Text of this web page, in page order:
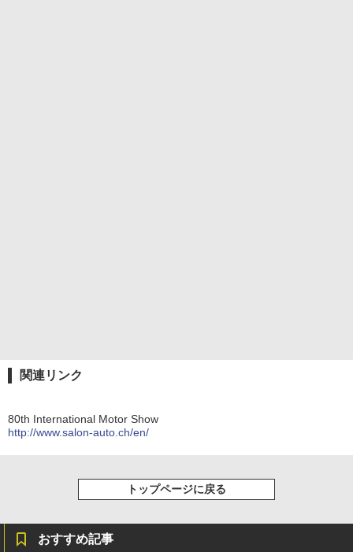
関連リンク
80th International Motor Show
http://www.salon-auto.ch/en/
トップページに戻る
おすすめ記事